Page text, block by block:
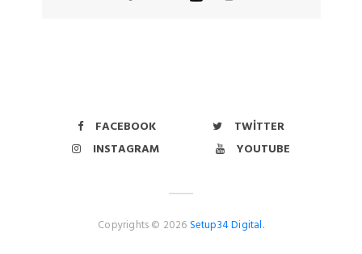
FACEBOOK
TWITTER
INSTAGRAM
YOUTUBE
Copyrights © 2026 Setup34 Digital.